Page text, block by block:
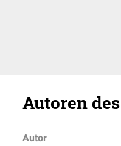
Autoren
Autor